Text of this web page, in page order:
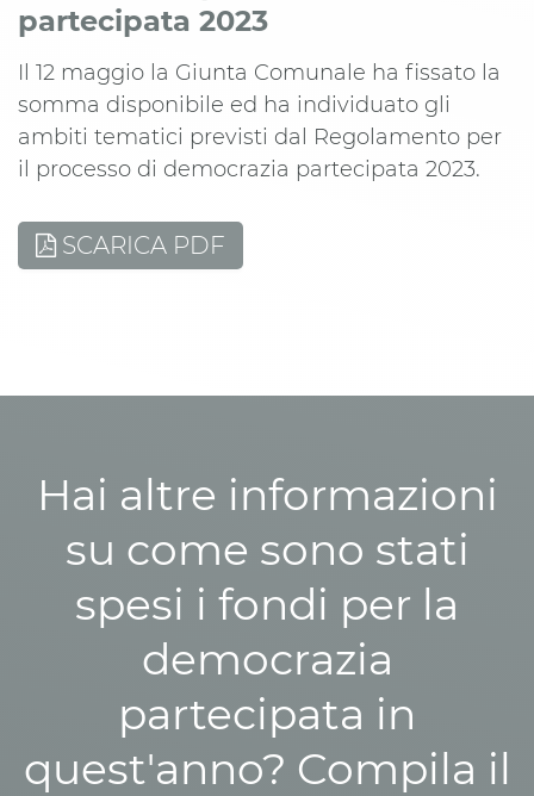
partecipata 2023
Il 12 maggio la Giunta Comunale ha fissato la
somma disponibile ed ha individuato gli
ambiti tematici previsti dal Regolamento per
il processo di democrazia partecipata 2023.
SCARICA PDF
Hai altre informazioni
su come sono stati
spesi i fondi per la
democrazia
partecipata in
quest'anno? Compila il